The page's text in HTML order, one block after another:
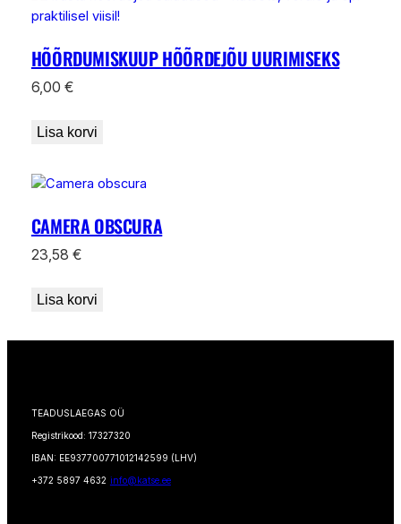
HÕÕRDUMISKUUP HÕÕRDEJÕU UURIMISEKS
6,00 €
Lisa korvi
CAMERA OBSCURA
23,58 €
Lisa korvi
TEADUSLAEGAS OÜ
Registrikood: 17327320
IBAN: EE937700771012142599 (LHV)
+372 5897 4632 info@katse.ee